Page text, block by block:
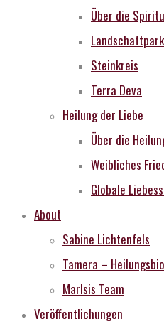
Über die
Steinkreis
Terra Deva
Heilung der Liebe
Über die
Weibliches
Globale
About
Sabine Lichtenfels
Tamera –
MarIsis Team
Veröffentlichungen